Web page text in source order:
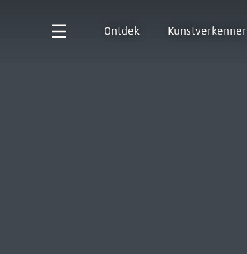
Ontdek Kunstverkenner